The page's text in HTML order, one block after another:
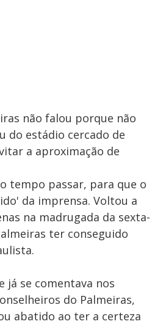
não falou porque não
do estádio cercado de
a aproximação de
tempo passar, para que o
da imprensa. Voltou a
na madrugada da sexta-
ter conseguido
já se comentava nos
do Palmeiras,
abatido ao ter a certeza